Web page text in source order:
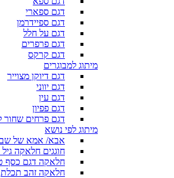
דגם ספארי
דגם ספיידרמן
דגם על חלל
דגם פרפרים
דגם קרקס
מיתוג למבוגרים
דגם דיוקן מצוייר
דגם יווני
דגם עין
דגם פפיון
דגם פרחים שחור
מיתוג לפי נושא
אבא/ אמא של
חוגגים חלאקה גיל 3
חלאקה דגם כסף
חלאקה זהב תכלת